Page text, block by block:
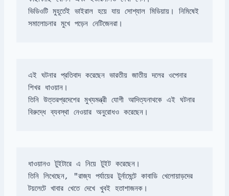
ভিডিওটি মুহূর্তেই ভাইরাল হয়ে যায় সোশ্যাল মিডিয়ায়। নিমিষেই
সমালোচনার মুখে পড়েন নেটিজেনরা।
এই ঘটনার প্রতিবাদ করেছেন ভারতীয় জাতীয় দলের ওপেনার
তিনি উত্তরপ্রদেশের মুখ্যমন্ত্রী যোগী আদিত্যনাথকে এই ঘটনার
বিরুদ্ধে ব্যবস্থা নেওয়ার অনুরোধও করেছেন।
তিনি লিখেছেন, "রাজ্য পর্যায়ের টুর্নামেন্টে কাবাডি খেলোয়াড়দের